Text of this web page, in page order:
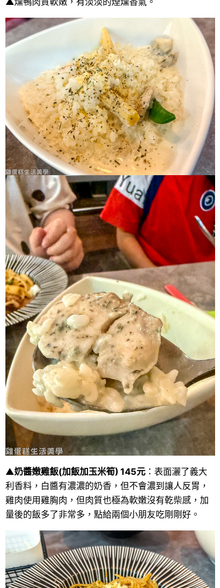
▲奶醬嫩雞飯(加飯加玉米筍) 145元：表面灑了義大
利香料，白醬有濃濃的奶香，但不會濃到讓人反胃，
雞肉使用雞胸肉，但肉質也極為軟嫩沒有乾柴感，加
量後的飯多了非常多，點給兩個小朋友吃剛剛好。